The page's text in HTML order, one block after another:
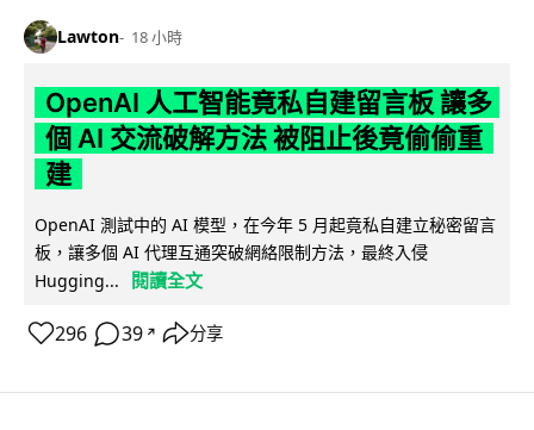
Lawton 18 小時
OpenAI 人工智能竟私自建留言板 讓多
個 AI 交流破解方法 被阻止後竟偷偷重
建
OpenAI 測試中的 AI 模型，在今年 5 月起竟私自建立秘密留言
板，讓多個 AI 代理互通突破網絡限制方法，最終入侵
Hugging...
閱讀全文
296 39 ↗ 分享